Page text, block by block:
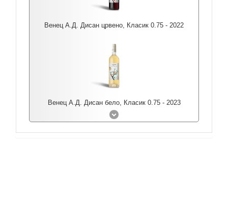
Венец А.Д. Дисан црвено, Класик 0.75 - 2022
Венец А.Д. Дисан бело, Класик 0.75 - 2023